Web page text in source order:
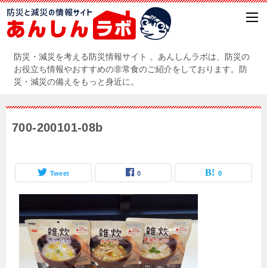
防災・減災を考える防災情報サイト 。あんしんラボは、防災の
お役立ち情報やおすすめの非常食のご紹介をしております。防
災・減災の備えをもっと身近に。
700-200101-08b
Tweet 0 0